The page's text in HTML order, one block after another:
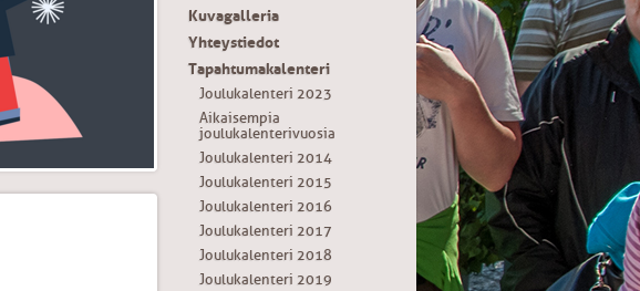
Kuvagalleria
Yhteystiedot
Tapahtumakalenteri
Joulukalenteri 2023
Aikaisempia
joulukalenterivuosia
Joulukalenteri 2014
Joulukalenteri 2015
Joulukalenteri 2016
Joulukalenteri 2017
Joulukalenteri 2018
Joulukalenteri 2019